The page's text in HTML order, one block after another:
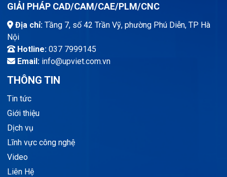
GIẢI PHÁP CAD/CAM/CAE/PLM/CNC
Địa chỉ: Tầng 7, số 42 Trần Vỹ, phường Phú Diễn, TP Hà
Nội
Hotline: 037 7999145
Email: info@upviet.com.vn
THÔNG TIN
Tin tức
Giới thiệu
Dịch vụ
Lĩnh vực công nghệ
Video
Liên Hệ